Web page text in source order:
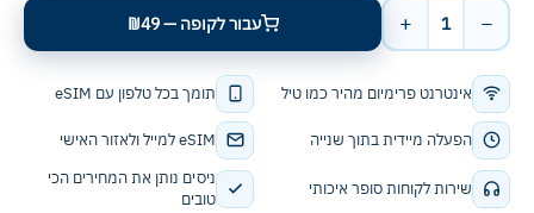
אינטרנט פרימיום מהיר כמו טיל תומך בכל טלפון עם eSIM
הפעלה מיידית בתוך שנייה eSIM למייל ולאזור האישי
שירות לקוחות סופר איכותי
ניסים נותן את המחירים הכי
טובים
−
1
+ עבור לקופה — ₪49